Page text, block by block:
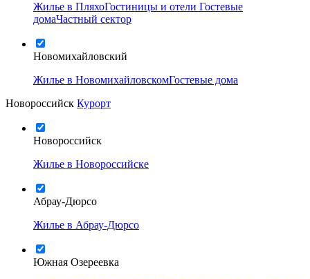
Жилье в ПляхоГостиницы и отели Гостевые
домаЧастный сектор
Новомихайловский
Жилье в НовомихайловскомГостевые дома
Новороссийск Курорт
Новороссийск
Жилье в Новороссийске
Абрау-Дюрсо
Жилье в Абрау-Дюрсо
Южная Озереевка